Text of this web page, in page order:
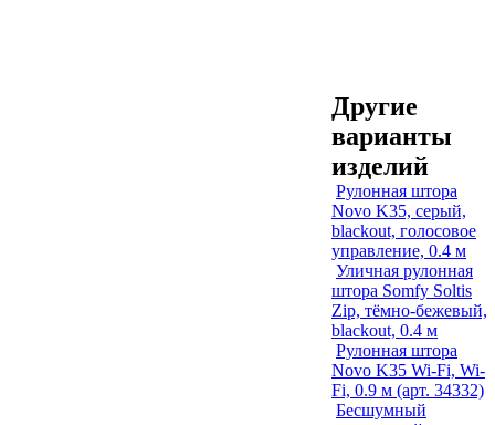
Другие
варианты
изделий
Рулонная штора
Novo K35, серый,
blackout, голосовое
управление, 0.4 м
Уличная рулонная
штора Somfy Soltis
Zip, тёмно-бежевый,
blackout, 0.4 м
Рулонная штора
Novo K35 Wi-Fi, Wi-
Fi, 0.9 м (арт. 34332)
Бесшумный